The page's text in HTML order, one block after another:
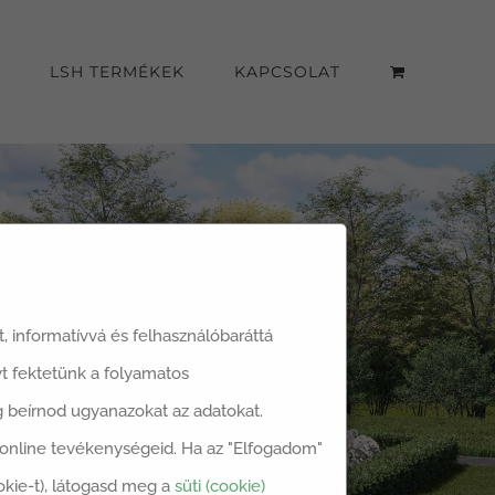
informatívvá és felhasználóbaráttá
fektetünk a folyamatos
ugyanazokat az adatokat.
tevékenységeid. Ha az "Elfogadom"
t), látogasd meg asüti (cookie)
LSH TERMÉKEK KAPCSOLAT